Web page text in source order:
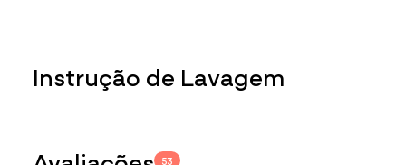
Informações adicionais:
87% Poliamida
Instrução de Lavagem
importante se atentar às seguintes
53